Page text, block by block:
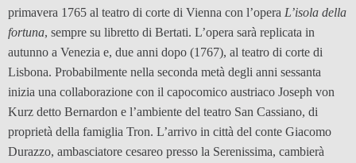
primavera 1765 al teatro di corte di Vienna con l’opera L’isola della
fortuna, sempre su libretto di Bertati. L’opera sarà replicata in
autunno a Venezia e, due anni dopo (1767), al teatro di corte di
Lisbona. Probabilmente nella seconda metà degli anni sessanta
inizia una collaborazione con il capocomico austriaco Joseph von
Kurz detto Bernardon e l’ambiente del teatro San Cassiano, di
proprietà della famiglia Tron. L’arrivo in città del conte Giacomo
Durazzo, ambasciatore cesareo presso la Serenissima, cambierà